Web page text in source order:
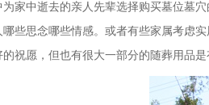
为家中逝去的亲人先辈选择购买墓位墓
些思念哪些情感。或者有些家属考虑
祝愿，但也有很大一部分的随葬用品